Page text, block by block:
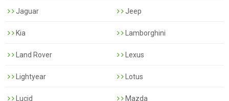
Jaguar Jeep
Kia Lamborghini
Land Rover Lexus
Lightyear Lotus
Lucid Mazda